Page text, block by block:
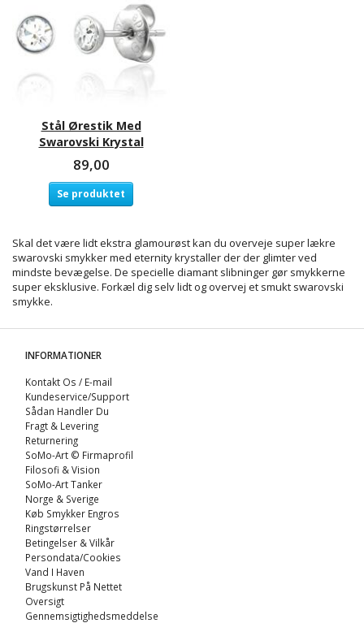
Stål Ørestik Med
Swarovski Krystal
89,00
Se produktet
Skal det være lidt ekstra glamourøst kan du overveje super lækre
swarovski smykkermed eternity krystaller der der glimter ved
mindste bevægelse. De specielle diamant slibninger gør smykkerne
super eksklusive. Forkæl dig selv lidt og overvej et smukt swarovski
smykke.
INFORMATIONER
Kontakt Os / E-mail
Kundeservice/Support
Sådan Handler Du
Fragt & Levering
Returnering
SoMo-Art © Firmaprofil
Filosofi & Vision
SoMo-Art Tanker
Norge & Sverige
Køb Smykker Engros
Ringstørrelser
Betingelser & Vilkår
Persondata/Cookies
Vand I Haven
Brugskunst På Nettet
Oversigt
Gennemsigtighedsmeddelse